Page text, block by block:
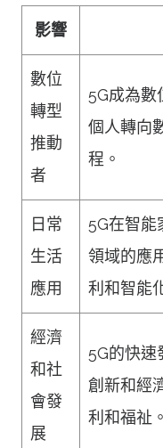
影響
數位
轉型
推動
者
5G成為數
個人轉向
程。
日常
生活
應用
5G在智能
領域的應
利和智能
經濟
和社
會發
展
5G的快速
創新和經
利和福祉。